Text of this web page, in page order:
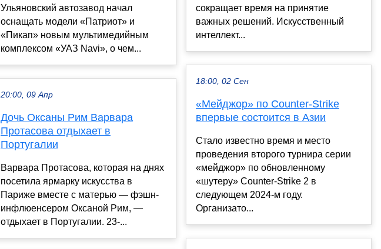
Ульяновский автозавод начал
оснащать модели «Патриот» и
«Пикап» новым мультимедийным
комплексом «УАЗ Navi», о чем...
20:00, 09 Апр
Дочь Оксаны Рим Варвара
Протасова отдыхает в
Португалии
Варвара Протасова, которая на днях
посетила ярмарку искусства в
Париже вместе с матерью — фэшн-
инфлюенсером Оксаной Рим, —
отдыхает в Португалии. 23-...
сокращает время на принятие
важных решений. Искусственный
интеллект...
18:00, 02 Сен
«Мейджор» по Counter-Strike
впервые состоится в Азии
Стало известно время и место
проведения второго турнира серии
«мейджор» по обновленному
«шутеру» Counter-Strike 2 в
следующем 2024-м году.
Организато...